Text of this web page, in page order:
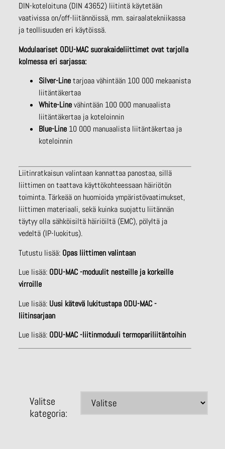
DIN-koteloituna (DIN 43652) liitintä käytetään
vaativissa on/off-liitännöissä, mm. sairaalatekniikassa
ja teollisuuden eri käytöissä.
Modulaariset ODU-MAC suorakaideliittimet ovat tarjolla
kolmessa eri sarjassa:
Silver-Linetarjoaa vähintään 100 000 mekaanista
liitäntäkertaa
White-Linevähintään 100 000 manuaalista
liitäntäkertaa ja koteloinnin
Blue-Line 10 000 manuaalista liitäntäkertaa ja
koteloinnin
Liitinratkaisun valintaan kannattaa panostaa, sillä
liittimen on taattava käyttökohteessaan häiriötön
toiminta. Tärkeää on huomioida ympäristövaatimukset,
liittimen materiaali, sekä kuinka suojattu liitännän
täytyy olla sähköisiltä häiriöiltä (EMC), pölyltä ja
vedeltä (IP-luokitus).
Tutustu lisää: Opas liittimen valintaan
Lue lisää: ODU-MAC -moduulit nesteille ja korkeille
virroille
Lue lisää: Uusi kätevä lukitustapa ODU-MAC -
liitinsarjaan
Lue lisää: ODU-MAC -liitinmoduuli termopariliitäntoihin
Valitse
kategoria: